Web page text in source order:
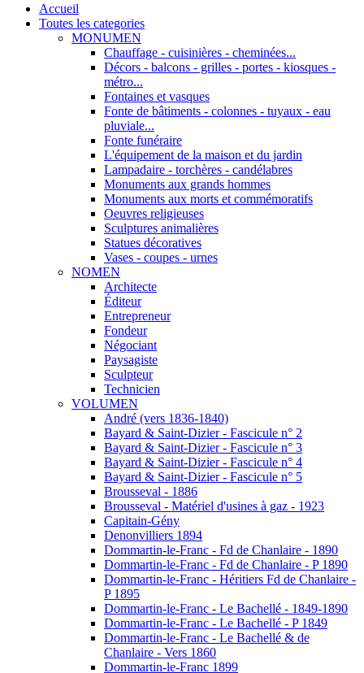
Accueil
Toutes les categories
MONUMEN
Chauffage - cuisinières - cheminées...
Décors - balcons - grilles - portes - kiosques -
métro...
Fontaines et vasques
Fonte de bâtiments - colonnes - tuyaux - eau
pluviale...
Fonte funéraire
L'équipement de la maison et du jardin
Lampadaire - torchères - candélabres
Monuments aux grands hommes
Monuments aux morts et commémoratifs
Oeuvres religieuses
Sculptures animalières
Statues décoratives
Vases - coupes - urnes
NOMEN
Architecte
Éditeur
Entrepreneur
Fondeur
Négociant
Paysagiste
Sculpteur
Technicien
VOLUMEN
André (vers 1836-1840)
Bayard & Saint-Dizier - Fascicule n° 2
Bayard & Saint-Dizier - Fascicule n° 3
Bayard & Saint-Dizier - Fascicule n° 4
Bayard & Saint-Dizier - Fascicule n° 5
Brousseval - 1886
Brousseval - Matériel d'usines à gaz - 1923
Capitain-Gény
Denonvilliers 1894
Dommartin-le-Franc - Fd de Chanlaire - 1890
Dommartin-le-Franc - Fd de Chanlaire - P 1890
Dommartin-le-Franc - Héritiers Fd de Chanlaire -
P 1895
Dommartin-le-Franc - Le Bachellé - 1849-1890
Dommartin-le-Franc - Le Bachellé - P 1849
Dommartin-le-Franc - Le Bachellé & de
Chanlaire - Vers 1860
Dommartin-le-Franc 1899